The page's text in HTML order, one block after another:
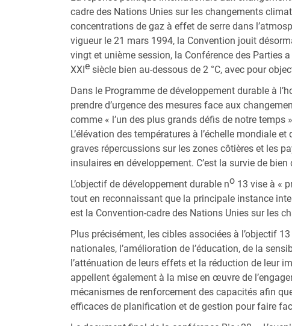
cadre des Nations Unies sur les changements
concentrations de gaz à effet de serre dans
vigueur le 21 mars 1994, la Convention jouit
vingt et unième session, la Conférence des Parties
XXIe siècle bien au-dessous de 2 °C, avec pour
Dans le Programme de développement durable à
prendre d’urgence des mesures face aux
comme « l’un des plus grands défis de notre
L’élévation des températures à l’échelle mondiale
graves répercussions sur les zones côtières et les
insulaires en développement. C’est la survie de
L’objectif de développement durable no 13 vise à «
tout en reconnaissant que la principale instance
est la Convention-cadre des Nations Unies sur les
Plus précisément, les cibles associées à l’objectif
nationales, l’amélioration de l’éducation, de la
l’atténuation de leurs effets et la réduction de leur
appellent également à la mise en œuvre de
mécanismes de renforcement des capacités afin
efficaces de planification et de gestion pour faire